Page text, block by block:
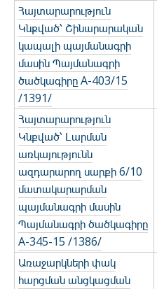
Հայտարարություն
Կնքված՝ Շինարարական
կապալի պայմանագրի
մասին Պայմանագրի
ծածկագիրը A-403/15
/1391/
Հայտարարություն
Կնքված՝ Լարման
առկայությունն
ազդարարող սարքի 6/10
մատակարարման
պայմանագրի մասին
Պայմանագրի ծածկագիրը
A-345-15 /1386/
Առաջարկների փակ
հարցման անցկացման